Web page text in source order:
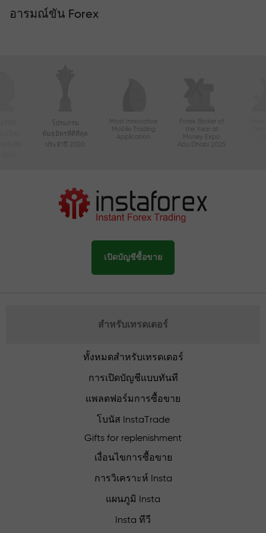
อารมณ์ขัน Forex
โปรแกรม
พันธมิตรที่ดีที่สุด
ประจำปี 2020
Most Innovative
Mobile Trading
Application
Forex Broker of
the Year at
Money Expo
Abu Dhabi 2025
เปิดบัญชีซื้อขาย
สำหรับเทรดเดอร์
ทั้งหมดสำหรับเทรดเดอร์
การเปิดบัญชีแบบทันที
แพลตฟอร์มการซื้อขาย
โบนัส InstaTrade
Gifts for replenishment
เงื่อนไขการซื้อขาย
การวิเคราะห์ Insta
แผนภูมิ Insta
Insta ทีวี